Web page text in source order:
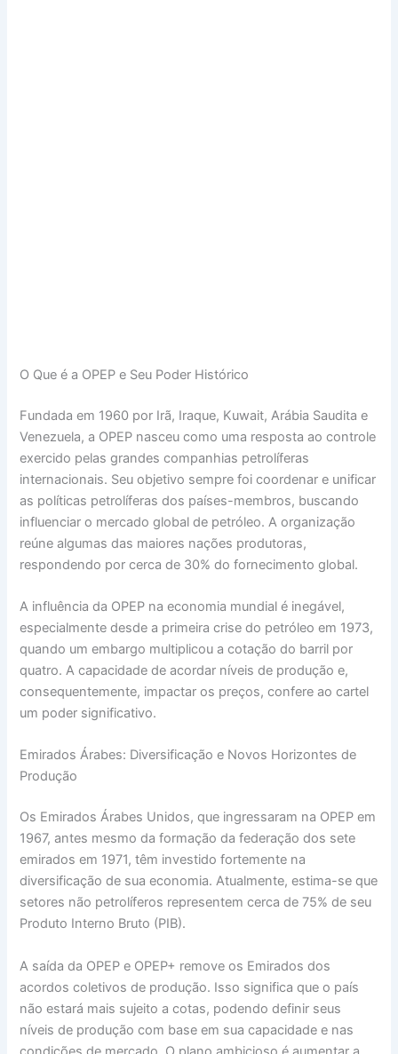
O Que é a OPEP e Seu Poder Histórico
Fundada em 1960 por Irã, Iraque, Kuwait, Arábia Saudita e
Venezuela, a OPEP nasceu como uma resposta ao controle
exercido pelas grandes companhias petrolíferas
internacionais. Seu objetivo sempre foi coordenar e unificar
as políticas petrolíferas dos países-membros, buscando
influenciar o mercado global de petróleo. A organização
reúne algumas das maiores nações produtoras,
respondendo por cerca de 30% do fornecimento global.
A influência da OPEP na economia mundial é inegável,
especialmente desde a primeira crise do petróleo em 1973,
quando um embargo multiplicou a cotação do barril por
quatro. A capacidade de acordar níveis de produção e,
consequentemente, impactar os preços, confere ao cartel
um poder significativo.
Emirados Árabes: Diversificação e Novos Horizontes de
Produção
Os Emirados Árabes Unidos, que ingressaram na OPEP em
1967, antes mesmo da formação da federação dos sete
emirados em 1971, têm investido fortemente na
diversificação de sua economia. Atualmente, estima-se que
setores não petrolíferos representem cerca de 75% de seu
Produto Interno Bruto (PIB).
A saída da OPEP e OPEP+ remove os Emirados dos
acordos coletivos de produção. Isso significa que o país
não estará mais sujeito a cotas, podendo definir seus
níveis de produção com base em sua capacidade e nas